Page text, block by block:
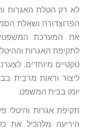
לא רק הטלת האגרות
הפרוצדורה ושאלת
את המערכת
לתקיפת האגרות
טקטיים מיוחדים.
ליצור ודאות מרבית
יומו בבית המשפט.
תקיפת אגרות והיטלי
היריעה מלהכיל את כל